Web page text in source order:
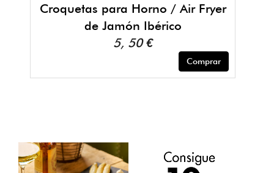
Croquetas para Horno / Air Fryer
de Jamón Ibérico
5, 50 €
Comprar